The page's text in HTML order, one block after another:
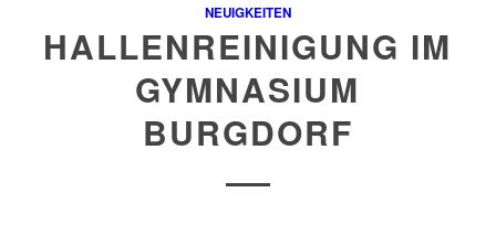
NEUIGKEITEN
HALLENREINIGUNG IM
GYMNASIUM
BURGDORF